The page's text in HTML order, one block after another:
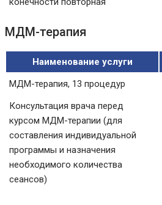
МДМ-терапия
Наименование услуги
МДМ-терапия, 13 процедур
Консультация врача перед
курсом МДМ-терапии (для
составления индивидуальной
программы и назначения
необходимого количества
сеансов)